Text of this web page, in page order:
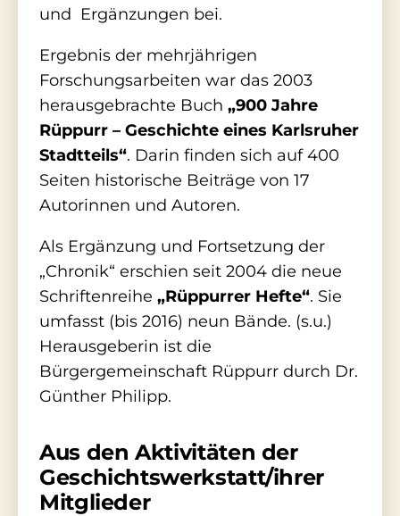
und Ergänzungen bei.
Ergebnis der mehrjährigen
Forschungsarbeiten war das 2003
herausgebrachte Buch „900 Jahre
Rüppurr – Geschichte eines Karlsruher
Stadtteils“. Darin finden sich auf 400
Seiten historische Beiträge von 17
Autorinnen und Autoren.
Als Ergänzung und Fortsetzung der
„Chronik“ erschien seit 2004 die neue
Schriftenreihe „Rüppurrer Hefte“. Sie
umfasst (bis 2016) neun Bände. (s.u.)
Herausgeberin ist die
Bürgergemeinschaft Rüppurr durch Dr.
Günther Philipp.
Aus den Aktivitäten der
Geschichtswerkstatt/ihrer
Mitglieder